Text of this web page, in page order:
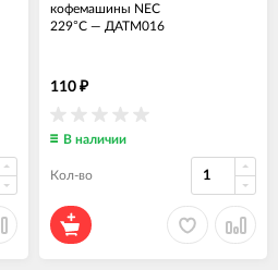
кофемашины NEC
229°C — ДАТМ016
110 ₽
В наличии
Кол-во